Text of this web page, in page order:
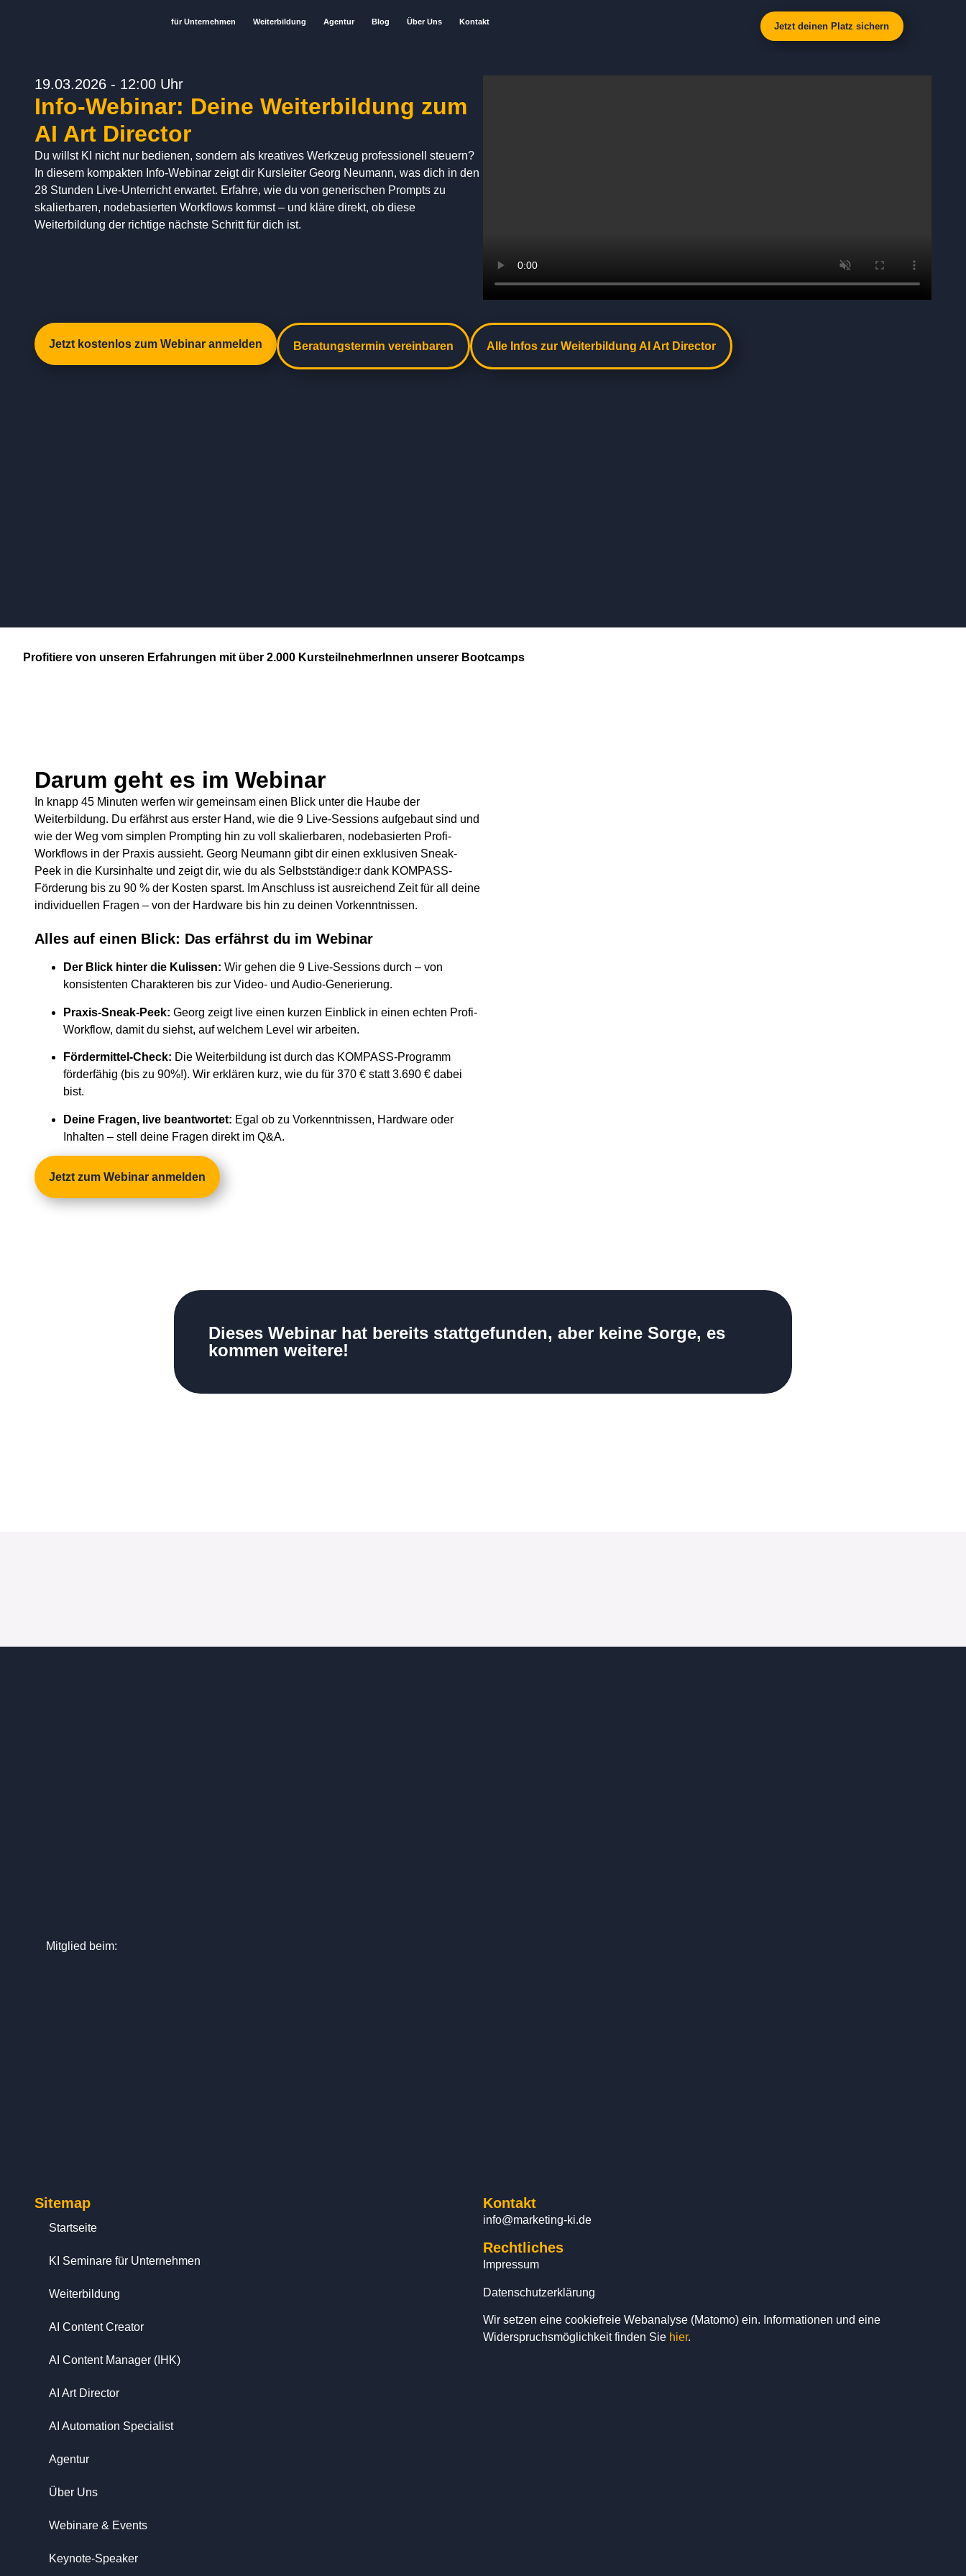
für Unternehmen Weiterbildung Agentur Blog Über Uns Kontakt Jetzt deinen Platz sichern
19.03.2026 - 12:00 Uhr
Info-Webinar: Deine Weiterbildung zum
AI Art Director
Du willst KI nicht nur bedienen, sondern als kreatives Werkzeug professionell steuern?
In diesem kompakten Info-Webinar zeigt dir Kursleiter Georg Neumann, was dich in den
28 Stunden Live-Unterricht erwartet. Erfahre, wie du von generischen Prompts zu
skalierbaren, nodebasierten Workflows kommst – und kläre direkt, ob diese
Weiterbildung der richtige nächste Schritt für dich ist.
Jetzt kostenlos zum Webinar anmelden Beratungstermin vereinbaren Alle Infos zur Weiterbildung AI Art Director
Profitiere von unseren Erfahrungen mit über 2.000 KursteilnehmerInnen unserer Bootcamps
Darum geht es im Webinar
In knapp 45 Minuten werfen wir gemeinsam einen Blick unter die Haube der
Weiterbildung. Du erfährst aus erster Hand, wie die 9 Live-Sessions aufgebaut sind und
wie der Weg vom simplen Prompting hin zu voll skalierbaren, nodebasierten Profi-
Workflows in der Praxis aussieht. Georg Neumann gibt dir einen exklusiven Sneak-
Peek in die Kursinhalte und zeigt dir, wie du als Selbstständige:r dank KOMPASS-
Förderung bis zu 90 % der Kosten sparst. Im Anschluss ist ausreichend Zeit für all deine
individuellen Fragen – von der Hardware bis hin zu deinen Vorkenntnissen.
Alles auf einen Blick: Das erfährst du im Webinar
Der Blick hinter die Kulissen: Wir gehen die 9 Live-Sessions durch – von
konsistenten Charakteren bis zur Video- und Audio-Generierung.
Praxis-Sneak-Peek: Georg zeigt live einen kurzen Einblick in einen echten Profi-
Workflow, damit du siehst, auf welchem Level wir arbeiten.
Fördermittel-Check: Die Weiterbildung ist durch das KOMPASS-Programm
förderfähig (bis zu 90%!). Wir erklären kurz, wie du für 370 € statt 3.690 € dabei
bist.
Deine Fragen, live beantwortet: Egal ob zu Vorkenntnissen, Hardware oder
Inhalten – stell deine Fragen direkt im Q&A.
Jetzt zum Webinar anmelden
Dieses Webinar hat bereits stattgefunden, aber keine Sorge, es
kommen weitere!
Mitglied beim:
Sitemap
Startseite
KI Seminare für Unternehmen
Weiterbildung
AI Content Creator
AI Content Manager (IHK)
AI Art Director
AI Automation Specialist
Agentur
Über Uns
Webinare & Events
Keynote-Speaker
Kontakt
info@marketing-ki.de
Rechtliches
Impressum
Datenschutzerklärung
Wir setzen eine cookiefreie Webanalyse (Matomo) ein. Informationen und eine
Widerspruchsmöglichkeit finden Sie hier.